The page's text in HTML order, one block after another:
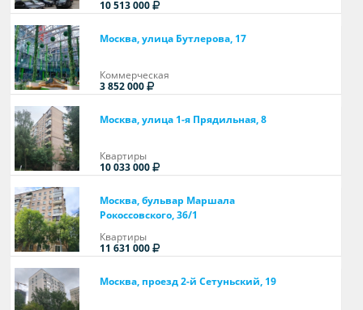
10 513 000
Москва, улица Бутлерова, 17
Коммерческая
3 852 000
Москва, улица 1-я Прядильная, 8
Квартиры
10 033 000
Москва, бульвар Маршала
Рокоссовского, 36/1
Квартиры
11 631 000
Москва, проезд 2-й Сетуньский, 19